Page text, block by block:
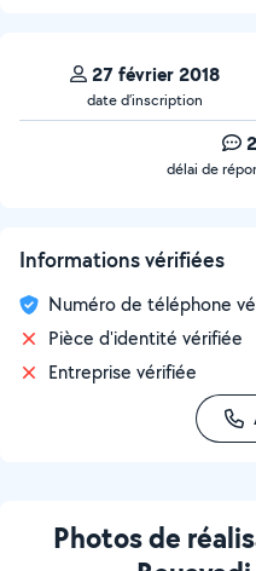
27 février 2018
date d’inscription
délai de
Informations vérifiées
Numéro de téléphone
Pièce d'identité vérifiée
Entreprise vérifiée
Photos de